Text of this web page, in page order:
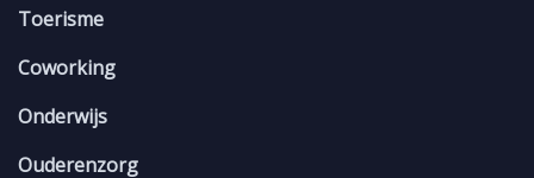
Toerisme
Coworking
Onderwijs
Ouderenzorg